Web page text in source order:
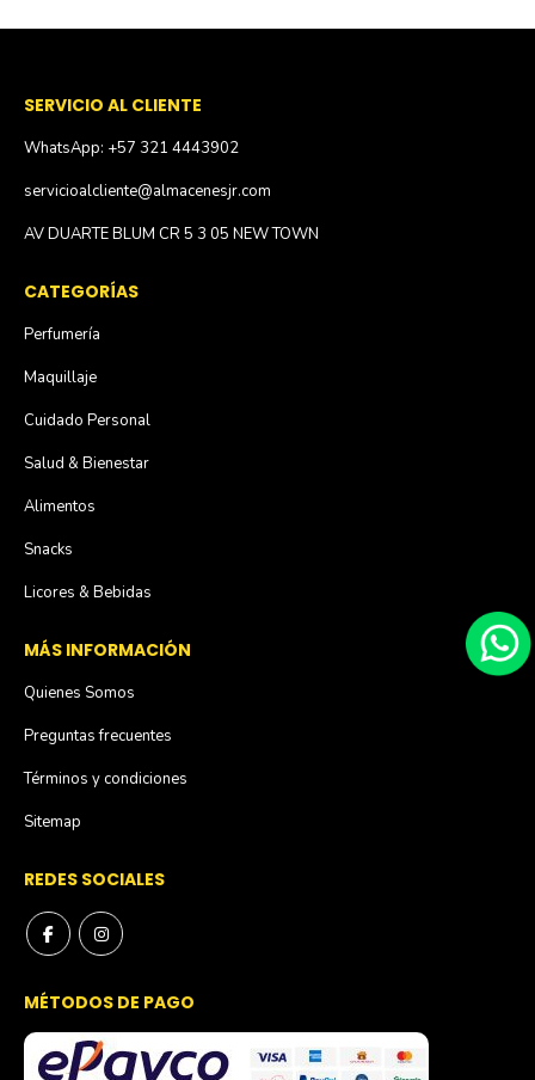
SERVICIO AL CLIENTE
WhatsApp: +57 321 4443902
servicioalcliente@almacenesjr.com
AV DUARTE BLUM CR 5 3 05 NEW TOWN
CATEGORÍAS
Perfumería
Maquillaje
Cuidado Personal
Salud & Bienestar
Alimentos
Snacks
Licores & Bebidas
MÁS INFORMACIÓN
Quienes Somos
Preguntas frecuentes
Términos y condiciones
Sitemap
REDES SOCIALES
MÉTODOS DE PAGO